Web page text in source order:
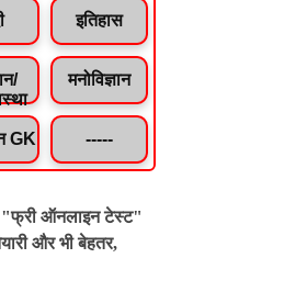
इतिहास
मनोविज्ञान
GK -----
ऑनलाइन टेस्ट"
और भी बेहतर,